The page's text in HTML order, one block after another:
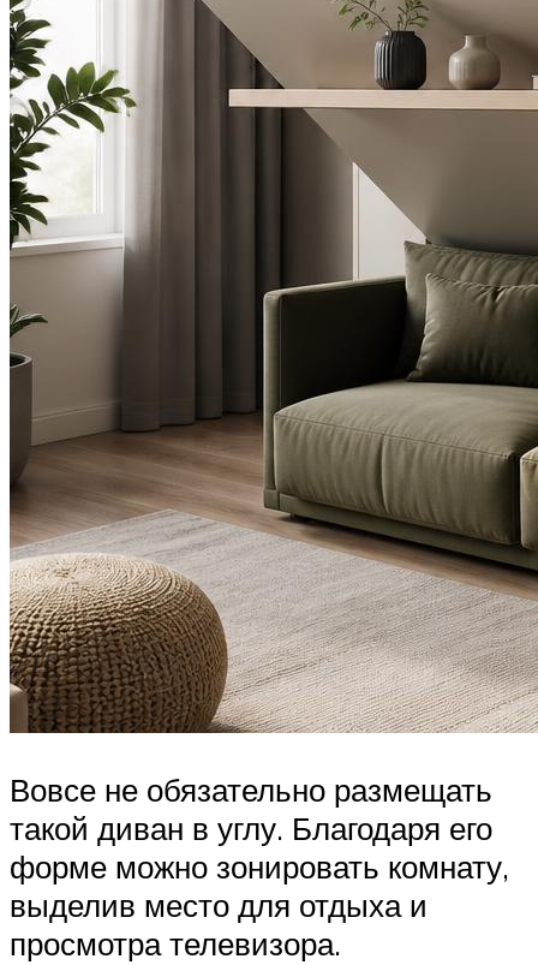
Вовсе не обязательно размещать
такой диван в углу. Благодаря его
форме можно зонировать комнату,
выделив место для отдыха и
просмотра телевизора.